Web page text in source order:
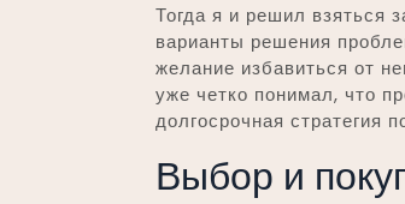
Тогда я и решил взяться
варианты решения
желание избавиться от
уже четко понимал, что
долгосрочная стратегия
Выбор и